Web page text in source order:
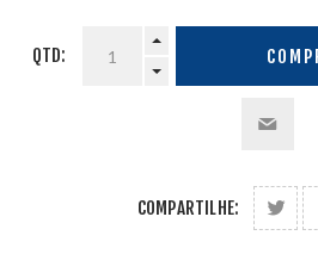
QTD:
COMPARTILHE: